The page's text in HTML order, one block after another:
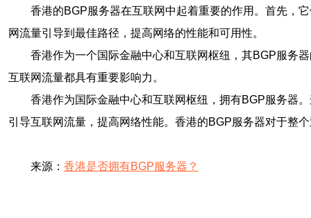
香港的BGP服务器在互联网中起着重要的作用。首先，
网流量引导到最佳路径，提高网络的性能和可用性。
香港作为一个国际金融中心和互联网枢纽，其BGP服务
互联网流量都具有重要影响力。
香港作为国际金融中心和互联网枢纽，拥有BGP服务器
引导互联网流量，提高网络性能。香港的BGP服务器对于整
来源： 香港是否拥有BGP服务器？